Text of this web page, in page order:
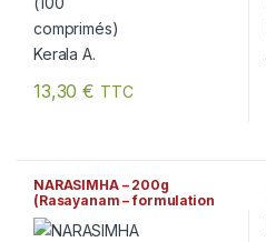
13,30€ TTC
NARASIMHA – 200g
(Rasayanam – formulation
ayurvédique traditionnelle)
Arya Vaidya Sala Kottakkal